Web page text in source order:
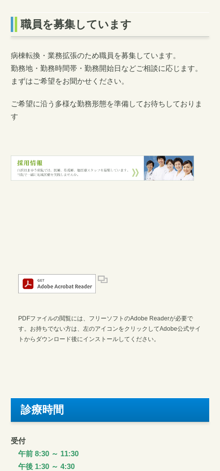
職員を募集しています
病棟転換・業務拡張のため職員を募集しています。
勤務地・勤務時間帯・勤務開始日などご相談に応じます。
まずはご希望をお聞かせください。
ご希望に沿う多様な勤務形態を準備してお待ちしておりま
す
PDFファイルの閲覧には、フリーソフトのAdobe Readerが必要で
す。お持ちでない方は、左のアイコンをクリックしてAdobe公式サイ
トからダウンロード後にインストールしてください。
診療時間
受付
午前 8:30 ～ 11:30
午後 1:30 ～ 4:30